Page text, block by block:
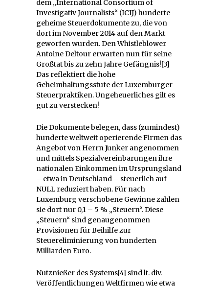
dem „International Consortium of
Investigativ Journalists“ (ICIJ) hunderte
geheime Steuerdokumente zu, die von
dort im November 2014 auf den Markt
geworfen wurden. Den Whistleblower
Antoine Deltour erwarten nun für seine
Großtat bis zu zehn Jahre Gefängnis![3]
Das reflektiert die hohe
Geheimhaltungsstufe der Luxemburger
Steuerpraktiken. Ungeheuerliches gilt es
gut zu verstecken!
Die Dokumente belegen, dass (zumindest)
hunderte weltweit operierende Firmen das
Angebot von Herrn Junker angenommen
und mittels Spezialvereinbarungen ihre
nationalen Einkommen im Ursprungsland
– etwa in Deutschland – steuerlich auf
NULL reduziert haben. Für nach
Luxemburg verschobene Gewinne zahlen
sie dort nur 0,1 – 5 % „Steuern“. Diese
„Steuern“ sind genaugenommen
Provisionen für Beihilfe zur
Steuereliminierung von hunderten
Milliarden Euro.
Nutznießer des Systems[4] sind lt. div.
Veröffentlichungen Weltfirmen wie etwa